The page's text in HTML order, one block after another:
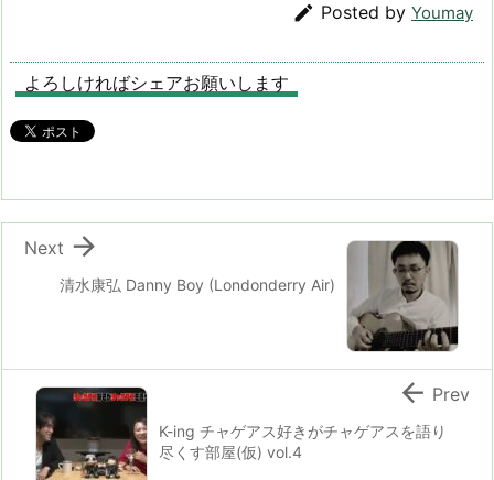
 Posted by Youmay
よろしければシェアお願いします
清水康弘 Danny Boy (Londonderry Air)

Next
K-ing チャゲアス好きがチャゲアスを語り
尽くす部屋(仮) vol.4
 Prev